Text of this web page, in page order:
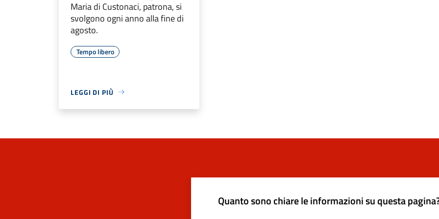
Maria di Custonaci, patrona, si
svolgono ogni anno alla fine di
agosto.
Tempo libero
LEGGI DI PIÙ
Quanto sono chiare le informazioni su questa